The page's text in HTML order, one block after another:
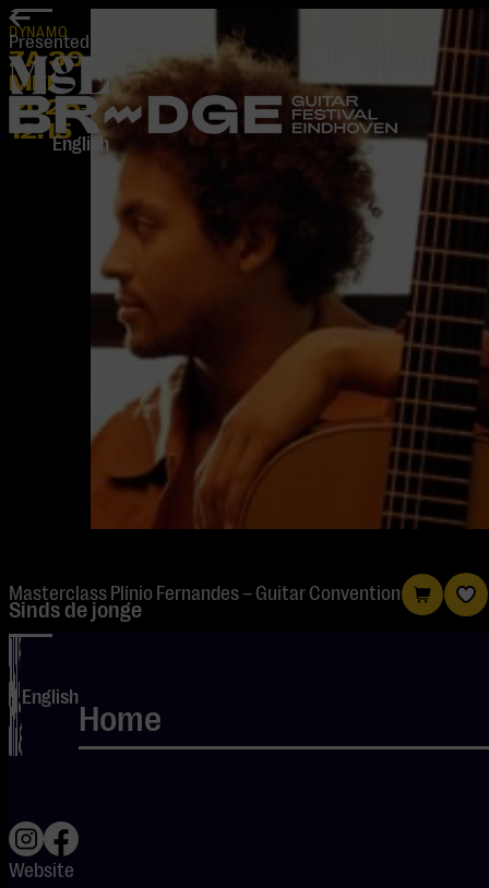
English
Home
Website
Presented by
home
English
DYNAMO
ZA 30
MEI
2026-
12:15
Masterclass Plínio Fernandes – Guitar Convention
Sinds de jonge
Braziliaan
Plínio
Fernandes
naar Londen
als een
komeet. Hij